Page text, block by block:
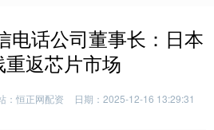
电话公司董事长：日本
返芯片市场
：恒正网配资
日期：2025-12-16 13:29:31